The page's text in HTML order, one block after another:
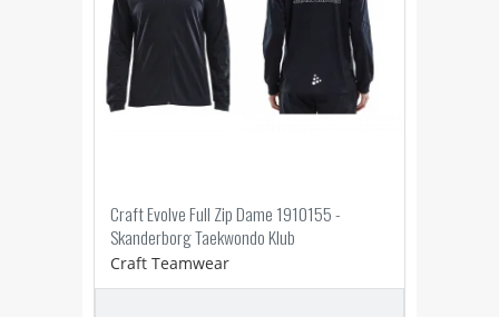
Craft Evolve Full Zip Dame 1910155 -
Skanderborg Taekwondo Klub
Craft Teamwear